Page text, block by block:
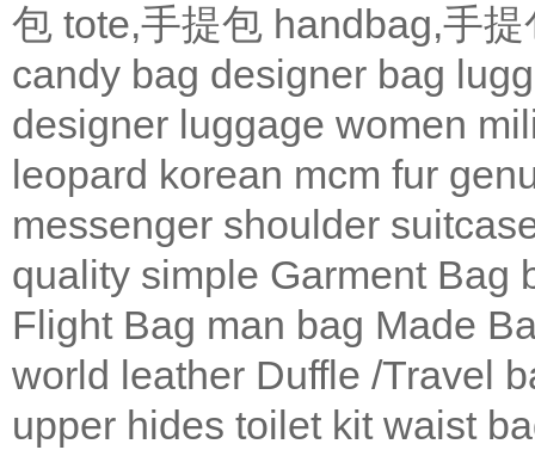
包 tote,手提包 handbag,手提
candy bag designer bag
designer luggage women
leopard korean mcm fur
messenger shoulder
quality simple Garment Bag
Flight Bag man bag Made
world leather Duffle /Travel
upper hides toilet kit waist